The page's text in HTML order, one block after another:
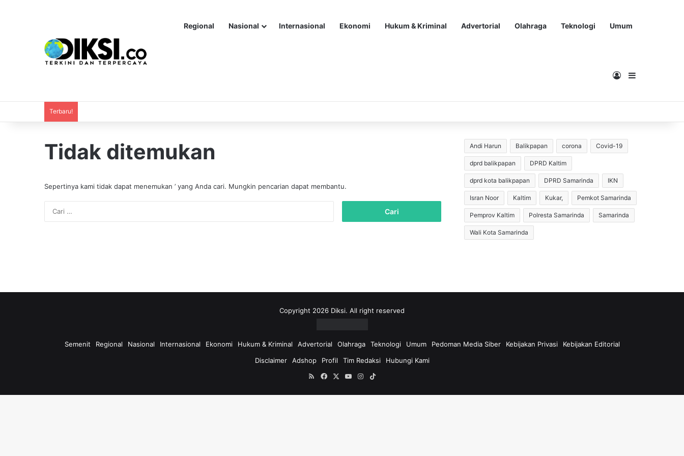
Regional Nasional Internasional Ekonomi Hukum & Kriminal Advertorial Olahraga Teknologi Umum
Masuk
Terbaru!
Tidak ditemukan
Sepertinya kami tidak dapat menemukan ’ yang Anda cari. Mungkin pencarian dapat membantu.
k
Andi Harun Balikpapan corona Covid-19
dprd balikpapan DPRD Kaltim
dprd kota balikpapan DPRD Samarinda IKN
Isran Noor Kaltim Kukar, Pemkot Samarinda
Pemprov Kaltim Polresta Samarinda Samarinda
Wali Kota Samarinda
Copyright 2026 Diksi. All right reserved
Semenit Regional Nasional Internasional Ekonomi Hukum & Kriminal Advertorial Olahraga Teknologi Umum Pedoman Media Siber Kebijakan Privasi
Kebijakan Editorial
Disclaimer
Adshop Profil Tim Redaksi
Hubungi Kami
RSSFacebookYouTubeInstagram
TikTok